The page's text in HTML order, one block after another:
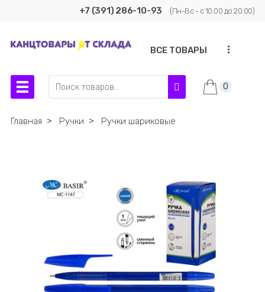
+7 (391) 286-10-93 (Пн-Вс - с 10:00 до 20:00)
ВСЕ ТОВАРЫ ...
0
Главная ˃ Ручки ˃ Ручки шариковые